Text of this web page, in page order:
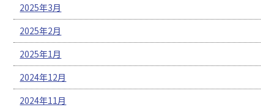
2025年3月
2025年2月
2025年1月
2024年12月
2024年11月